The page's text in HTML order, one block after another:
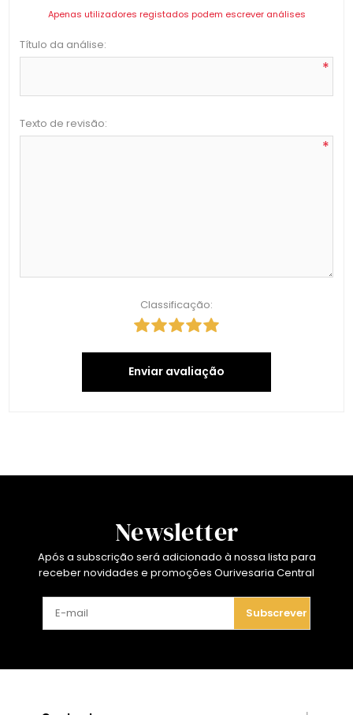
Apenas utilizadores registados podem escrever análises
Título da análise:
*
Texto de revisão:
*
Classificação:
Enviar avaliação
Newsletter
Após a subscrição será adicionado à nossa lista para
receber novidades e promoções Ourivesaria Central
Subscrever